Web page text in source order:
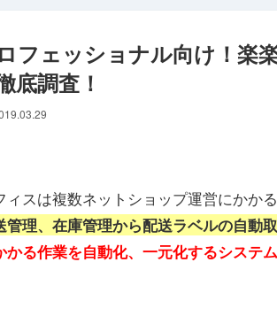
フェッショナル向け！楽
底調査！
ィスは複数ネットショップ運営にかかる
管理、在庫管理から配送ラベルの自動
かる作業を自動化、一元化するシステム